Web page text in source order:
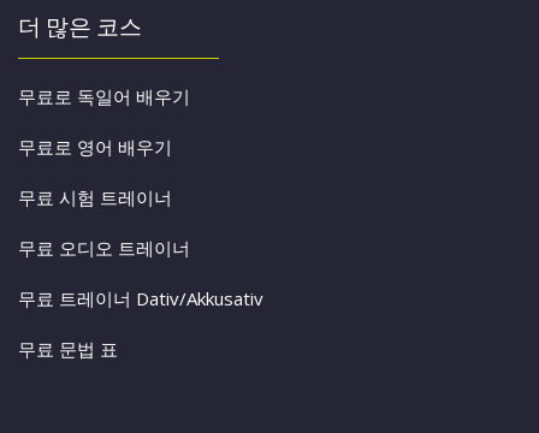
더 많은 코스
무료로 독일어 배우기
무료로 영어 배우기
무료 시험 트레이너
무료 오디오 트레이너
무료 트레이너 Dativ/Akkusativ
무료 문법 표